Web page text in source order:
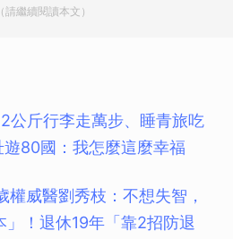
請繼續閱讀本文）
公斤行李走萬步、睡青旅吃
80國：我怎麼這麼幸福
威醫劉秀枝：不想失智，
！退休19年「靠2招防退